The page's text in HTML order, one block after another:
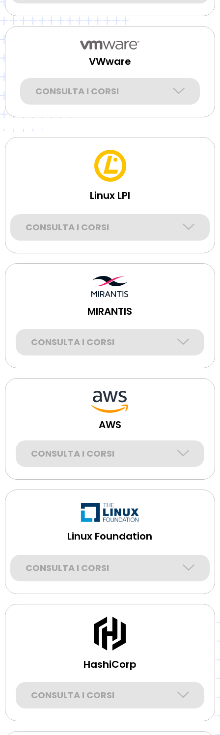
VWware
CONSULTA I CORSI
Linux LPI
CONSULTA I CORSI
MIRANTIS
CONSULTA I CORSI
AWS
CONSULTA I CORSI
Linux Foundation
CONSULTA I CORSI
HashiCorp
CONSULTA I CORSI